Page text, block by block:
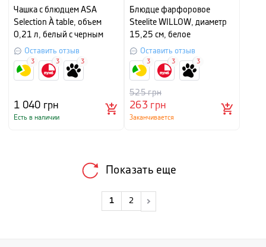
Чашка с блюдцем ASA
Selection À table, объем
0,21 л, белый с черным
Оставить отзыв
1 040 грн
Есть в наличии
3 3 3
Блюдце фарфоровое
Steelite WILLOW, диаметр
15,25 см, белое
Оставить отзыв
263 грн
525грн
Заканчивается
3 3 3
Показать еще
1 2